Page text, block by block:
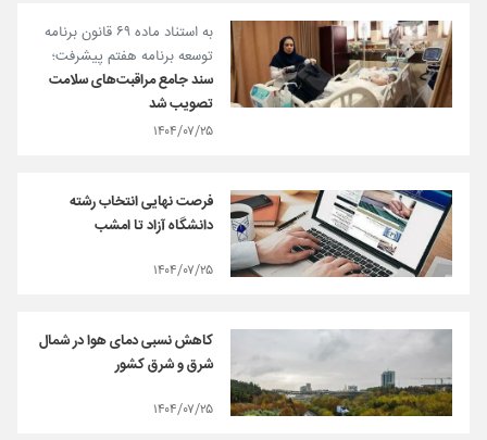
به استناد ماده ۶۹ قانون برنامه
توسعه برنامه هفتم پیشرفت؛
سند جامع مراقبت‌های سلامت
تصویب شد
۱۴۰۴/۰۷/۲۵
فرصت نهایی انتخاب رشته
دانشگاه آزاد تا امشب
۱۴۰۴/۰۷/۲۵
کاهش نسبی دمای هوا در شمال
شرق و شرق کشور
۱۴۰۴/۰۷/۲۵